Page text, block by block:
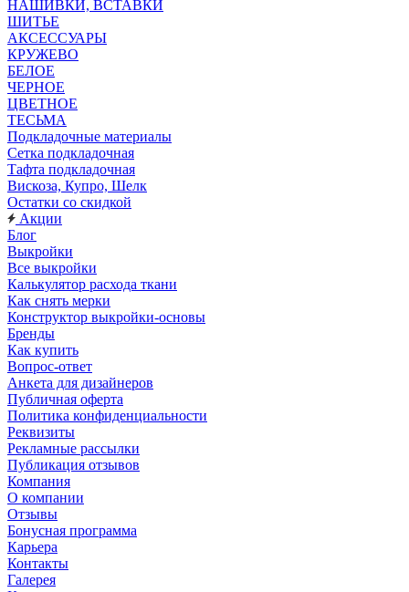
НАШИВКИ, ВСТАВКИ
ШИТЬЕ
АКСЕССУАРЫ
КРУЖЕВО
БЕЛОЕ
ЧЕРНОЕ
ЦВЕТНОЕ
ТЕСЬМА
Подкладочные материалы
Сетка подкладочная
Тафта подкладочная
Вискоза, Купро, Шелк
Остатки со скидкой
Акции
Блог
Выкройки
Все выкройки
Калькулятор расхода ткани
Как снять мерки
Конструктор выкройки-основы
Бренды
Как купить
Вопрос-ответ
Анкета для дизайнеров
Публичная оферта
Политика конфиденциальности
Реквизиты
Рекламные рассылки
Публикация отзывов
Компания
О компании
Отзывы
Бонусная программа
Карьера
Контакты
Галерея